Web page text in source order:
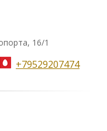
16/1
+79529207474